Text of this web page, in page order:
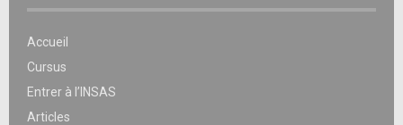
Accueil
Cursus
Entrer à l’INSAS
Articles